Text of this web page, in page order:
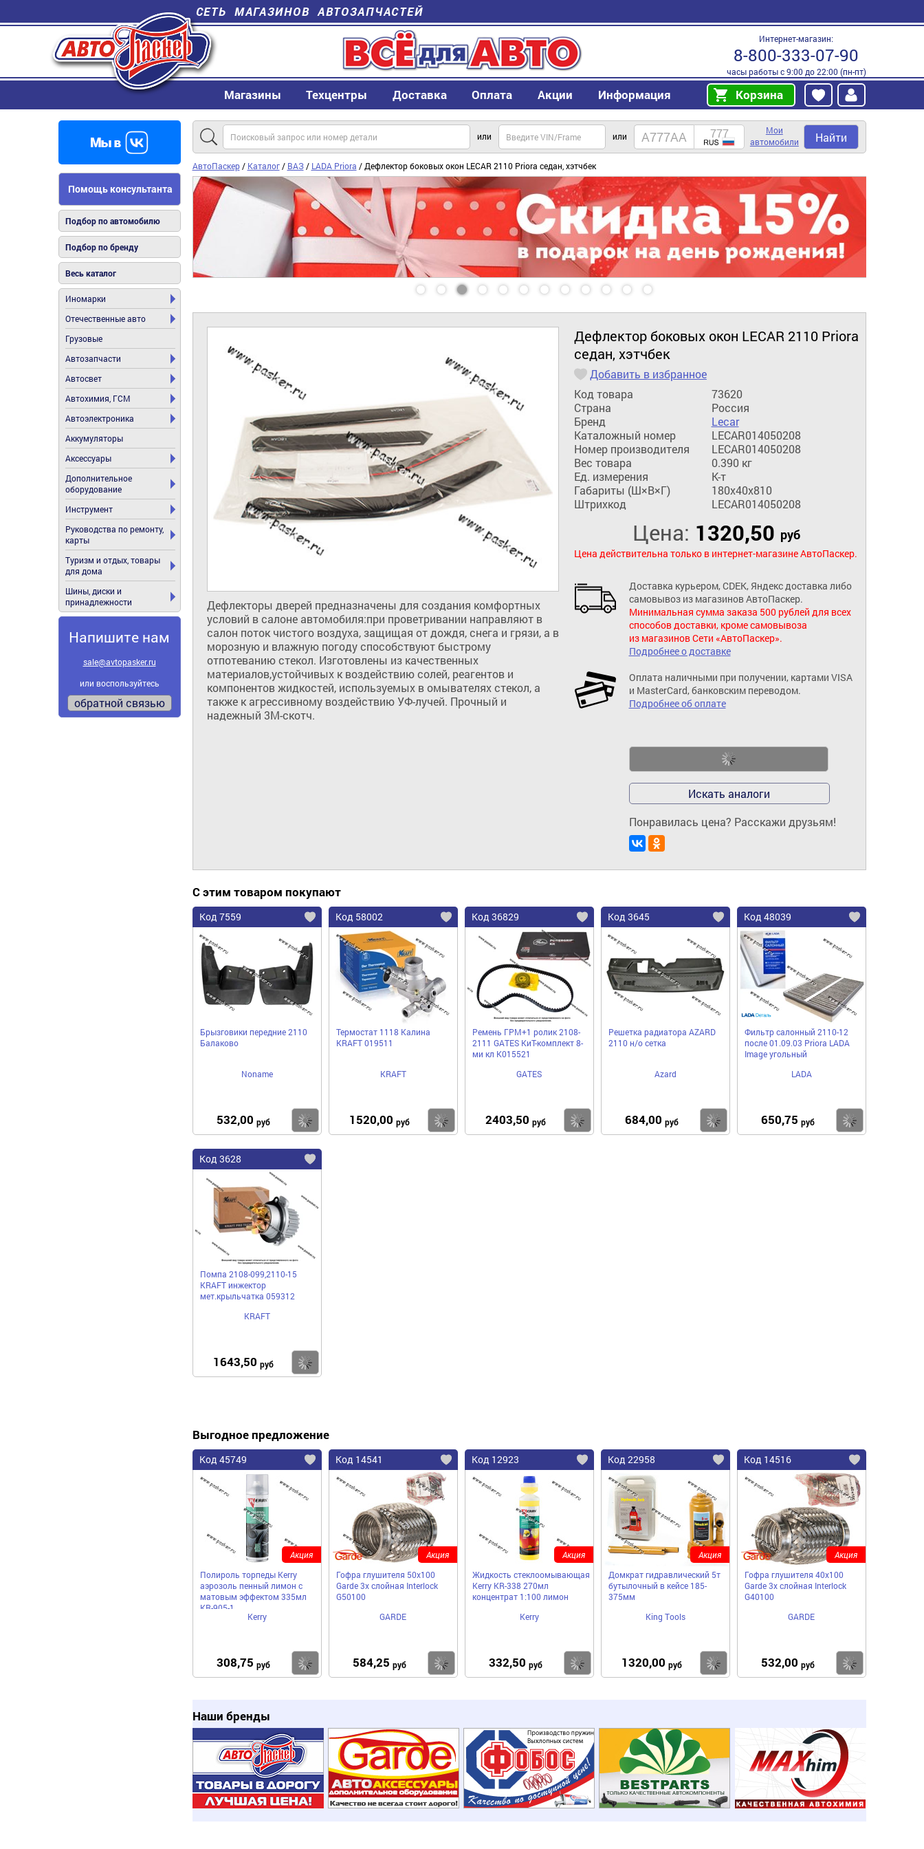
СЕТЬ МАГАЗИНОВ АВТОЗАПЧАСТЕЙ
Интернет-магазин:
8-800-333-07-90
часы работы с 9:00 до 22:00 (пн-пт)
Магазины Техцентры Доставка Оплата Акции Информация Корзина
Помощь консультанта
Подбор по автомобилю
Подбор по бренду
Весь каталог
Иномарки
Отечественные авто
Грузовые
Автозапчасти
Автосвет
Автохимия, ГСМ
Автоэлектроника
Аккумуляторы
Аксессуары
Дополнительное
оборудование
Инструмент
Руководства по ремонту,
карты
Туризм и отдых, товары
для дома
Шины, диски и
принадлежности
Напишите нам
sale@avtopasker.ru
или воспользуйтесь
обратной связью
или или
Мои
автомобили
Найти
АвтоПаскер/ Каталог/ ВАЗ/ LADA Priora / Дефлектор боковых окон LECAR 2110 Priora седан, хэтчбек
Дефлектор боковых окон LECAR 2110 Priora
седан, хэтчбек
Добавить в избранное
Код товара
73620
Страна
Россия
Бренд
Lecar
Каталожный номер
LECAR014050208
Номер производителя
LECAR014050208
Вес товара
0.390 кг
Ед. измерения
К-т
Габариты (Ш×В×Г)
180x40x810
Штрихкод
LECAR014050208
Цена: 1320,50 руб
Цена действительна только в интернет-магазине АвтоПаскер.
Доставка курьером, CDEK, Яндекс доставка либо
самовывоз из магазинов АвтоПаскер.
Минимальная сумма заказа 500 рублей для всех
способов доставки, кроме самовывоза
из магазинов Сети «АвтоПаскер».
Подробнее о доставке
Оплата наличными при получении, картами VISA
и MasterCard, банковским переводом.
Подробнее об оплате
Искать аналоги
Понравилась цена? Расскажи друзьям!
Дефлекторы дверей предназначены для создания комфортных
условий в салоне автомобиля:при проветривании направляют в
салон поток чистого воздуха, защищая от дождя, снега и грязи, а в
морозную и влажную погоду способствуют быстрому
отпотеванию стекол. Изготовлены из качественных
материалов,устойчивых к воздействию солей, реагентов и
компонентов жидкостей, используемых в омывателях стекол, а
также к агрессивному воздействию УФ-лучей. Прочный и
надежный 3М-скотч.
С этим товаром покупают
Код 7559
Брызговики передние 2110
Балаково
Noname
532,00 руб Купить
Код 58002
Термостат 1118 Калина
KRAFT 019511
KRAFT
1520,00 руб Купить
Код 36829
Ремень ГРМ+1 ролик 2108-
2111 GATES КиТ-комплект 8-
ми кл K015521
GATES
2403,50 руб Купить
Код 3645
Решетка радиатора AZARD
2110 н/о сетка
Azard
684,00 руб Купить
Код 48039
Фильтр салонный 2110-12
после 01.09.03 Priora LADA
Image угольный
LADA
650,75 руб
Код 3628
Помпа 2108-099,2110-15
KRAFT инжектор
мет.крыльчатка 059312
KRAFT
1643,50 руб
Выгодное предложение
Код 45749
Полироль торпеды Kerry
аэрозоль пенный лимон с
матовым эффектом 335мл
KR-905-1
Kerry
308,75 руб Купить
Акция
Код 14541
Гофра глушителя 50x100
Garde 3х слойная Interloсk
G50100
GARDE
584,25 руб Купить
Акция
Код 12923
Жидкость стеклоомывающая
Kerry KR-338 270мл
концентрат 1:100 лимон
Kerry
332,50 руб Купить
Акция
Код 22958
Домкрат гидравлический 5т
бутылочный в кейсе 185-
375мм
King Tools
1320,00 руб Купить
Акция
Код 14516
Гофра глушителя 40x100
Garde 3х слойная Interloсk
G40100
GARDE
532,00 руб
Акция
Наши бренды